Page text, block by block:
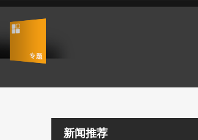
新闻推荐